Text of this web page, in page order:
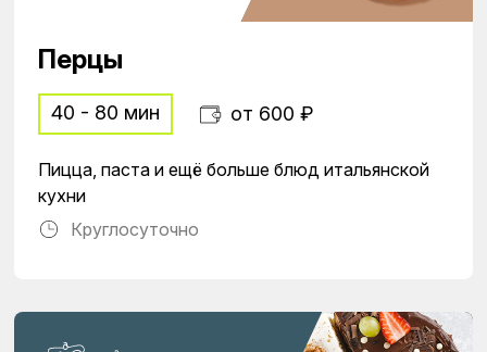
Перцы
40 - 80 мин от 600 ₽
Пицца, паста и ещё больше блюд итальянской
кухни
Круглосуточно